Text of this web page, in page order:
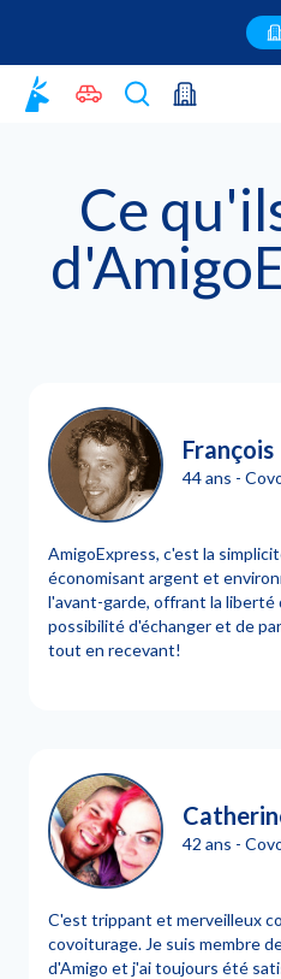
Ce
François
44 ans -
AmigoExpress, c'est la
économisant argent et
l'avant-garde, offrant la liberté
possibilité d'échanger et de
tout en recevant!
42 ans -
C'est trippant et merveilleux
covoiturage. Je suis membre
d'Amigo et j'ai toujours été